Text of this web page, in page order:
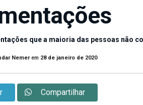
que a maioria das pessoas não
Nemerem 28 de janeiro de 2020
Compartilhar